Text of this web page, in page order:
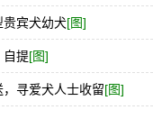
贵宾犬幼犬[图]
自提[图]
寻爱犬人士收留[图]